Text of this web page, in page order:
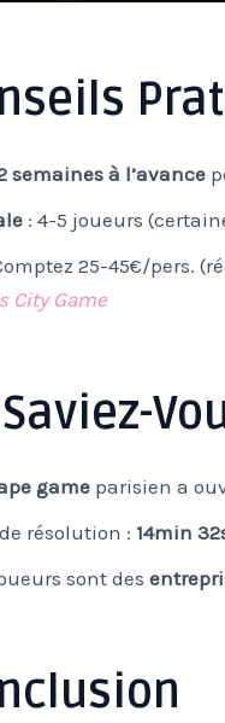
semaines à l’avance
: 4-5 joueurs
25-45€/pers.
City Game
gameparisien a
résolution : 14min
sont des